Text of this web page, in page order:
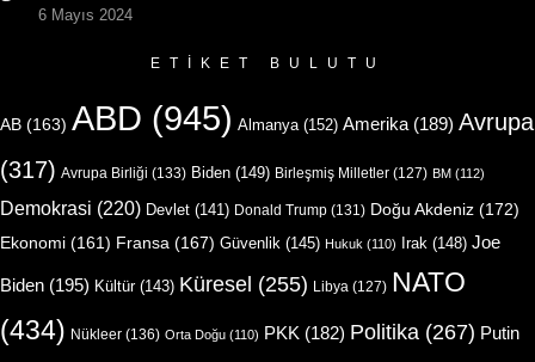
6 Mayıs 2024
ETIKET BULUTU
AB (163) ABD (945) Almanya(152) Amerika (189) Avrupa
(317) Avrupa Birliği (133) Biden (149) Birleşmiş Milletler (127) BM (112)
Demokrasi (220) Devlet (141) Donald Trump (131) Doğu Akdeniz (172)
Ekonomi (161) Fransa (167) Güvenlik (145) Hukuk (110) Irak (148) Joe
Biden (195) Kültür(143) Küresel (255) Libya (127) NATO
(434) Nükleer (136) Orta Doğu (110) PKK (182) Politika (267) Putin